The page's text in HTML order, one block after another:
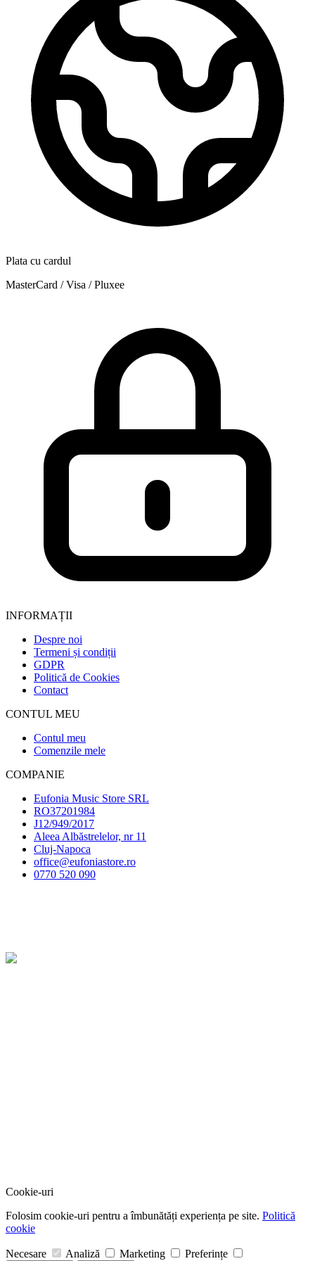
Plata cu cardul
MasterCard / Visa / Pluxee
INFORMAȚII
Despre noi
Termeni și condiții
GDPR
Politică de Cookies
Contact
CONTUL MEU
Contul meu
Comenzile mele
COMPANIE
Eufonia Music Store SRL
RO37201984
J12/949/2017
Aleea Albăstrelelor, nr 11
Cluj-Napoca
office@eufoniastore.ro
0770 520 090
Cookie-uri
Folosim cookie-uri pentru a îmbunătăți experiența pe site. Politică
cookie
Necesare Analiză Marketing Preferințe